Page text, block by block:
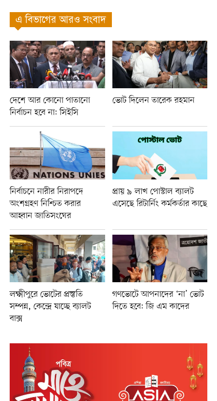
এ বিভাগের আরও সংবাদ
দেশে আর কোনো পাতানো
নির্বাচন হবে না: সিইসি
ভোট দিলেন তারেক রহমান
নির্বাচনে নারীর নিরাপদে
অংশগ্রহণ নিশ্চিত করার
আহ্বান জাতিসংঘের
প্রায় ৯ লাখ পোস্টাল ব্যালট
এসেছে রিটার্নিং কর্মকর্তার কাছে
লক্ষ্মীপুরে ভোটের প্রস্তুতি
সম্পন্ন, কেন্দ্রে যাচ্ছে ব্যালট
বাক্স
গণভোটে আপনাদের ‘না’ ভোট
দিতে হবে: জি এম কাদের